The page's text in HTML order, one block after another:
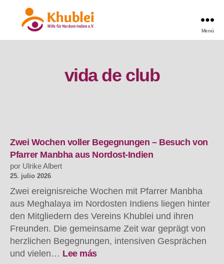
Khublei
Menú
vida de club
Zwei Wochen voller Begegnungen – Besuch von
Pfarrer Manbha aus Nordost-Indien
por Ulrike Albert
25. julio 2026
Zwei ereignisreiche Wochen mit Pfarrer Manbha
aus Meghalaya im Nordosten Indiens liegen hinter
den Mitgliedern des Vereins Khublei und ihren
Freunden. Die gemeinsame Zeit war geprägt von
herzlichen Begegnungen, intensiven Gesprächen
und vielen… Lee más: